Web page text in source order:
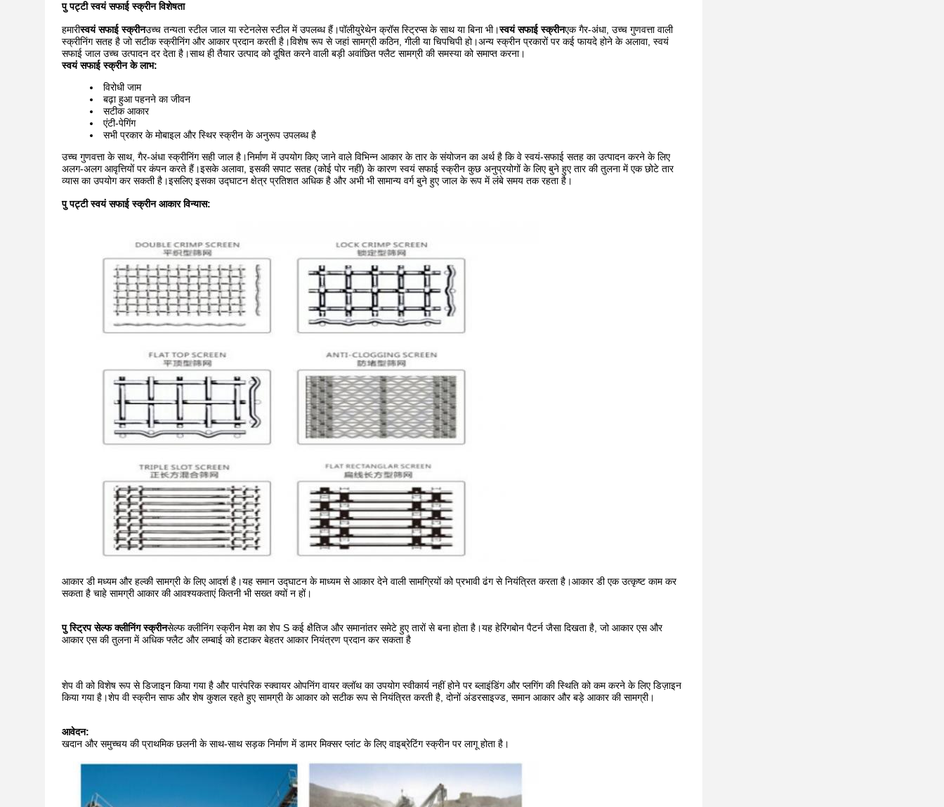
पु पट्टी स्वयं सफाई स्क्रीन विशेषता
हमारीस्वयं सफाई स्क्रीनउच्च तन्यता स्टील जाल या स्टेनलेस स्टील में उपलब्ध हैं।पॉलीयुरेथेन क्रॉस स्ट्रिप्स के साथ या बिना भी।स्वयं सफाई स्क्रीनएक गैर-अंधा, उच्च गुणवत्ता वाली
स्क्रीनिंग सतह है जो सटीक स्क्रीनिंग और आकार प्रदान करती है।विशेष रूप से जहां सामग्री कठिन, गीली या चिपचिपी हो।अन्य स्क्रीन प्रकारों पर कई फायदे होने के अलावा, स्वयं
सफाई जाल उच्च उत्पादन दर देता है।साथ ही तैयार उत्पाद को दूषित करने वाली बड़ी अवांछित फ्लैट सामग्री की समस्या को समाप्त करना।
स्वयं सफाई स्क्रीन के लाभ:
विरोधी जाम
बढ़ा हुआ पहनने का जीवन
सटीक आकार
एंटी-पेगिंग
सभी प्रकार के मोबाइल और स्थिर स्क्रीन के अनुरूप उपलब्ध है
उच्च गुणवत्ता के साथ, गैर-अंधा स्क्रीनिंग सही जाल है।निर्माण में उपयोग किए जाने वाले विभिन्न आकार के तार के संयोजन का अर्थ है कि वे स्वयं-सफाई सतह का उत्पादन करने के लिए
अलग-अलग आवृत्तियों पर कंपन करते हैं।इसके अलावा, इसकी सपाट सतह (कोई पोर नहीं) के कारण स्वयं सफाई स्क्रीन कुछ अनुप्रयोगों के लिए बुने हुए तार की तुलना में एक छोटे तार
व्यास का उपयोग कर सकती है।इसलिए इसका उद्घाटन क्षेत्र प्रतिशत अधिक है और अभी भी सामान्य वर्ग बुने हुए जाल के रूप में लंबे समय तक रहता है।
पु पट्टी स्वयं सफाई स्क्रीन आकार विन्यास:
आकार डी मध्यम और हल्की सामग्री के लिए आदर्श है।यह समान उद्घाटन के माध्यम से आकार देने वाली सामग्रियों को प्रभावी ढंग से नियंत्रित करता है।आकार डी एक उत्कृष्ट काम कर
सकता है चाहे सामग्री आकार की आवश्यकताएं कितनी भी सख्त क्यों न हों।
पु स्ट्रिप सेल्फ क्लीनिंग स्क्रीनसेल्फ क्लीनिंग स्क्रीन मेश का शेप S कई क्षैतिज और समानांतर समेटे हुए तारों से बना होता है।यह हेरिंगबोन पैटर्न जैसा दिखता है, जो आकार एस और
आकार एस की तुलना में अधिक फ्लैट और लम्बाई को हटाकर बेहतर आकार नियंत्रण प्रदान कर सकता है
शेप वी को विशेष रूप से डिजाइन किया गया है और पारंपरिक स्क्वायर ओपनिंग वायर क्लॉथ का उपयोग स्वीकार्य नहीं होने पर ब्लाइंडिंग और प्लगिंग की स्थिति को कम करने के लिए डिज़ाइन
किया गया है।शेप वी स्क्रीन साफ ​​और शेष कुशल रहते हुए सामग्री के आकार को सटीक रूप से नियंत्रित करती है, दोनों अंडरसाइज्ड, समान आकार और बड़े आकार की सामग्री।
आवेदन:
खदान और समुच्चय की प्राथमिक छलनी के साथ-साथ सड़क निर्माण में डामर मिक्सर प्लांट के लिए वाइब्रेटिंग स्क्रीन पर लागू होता है।